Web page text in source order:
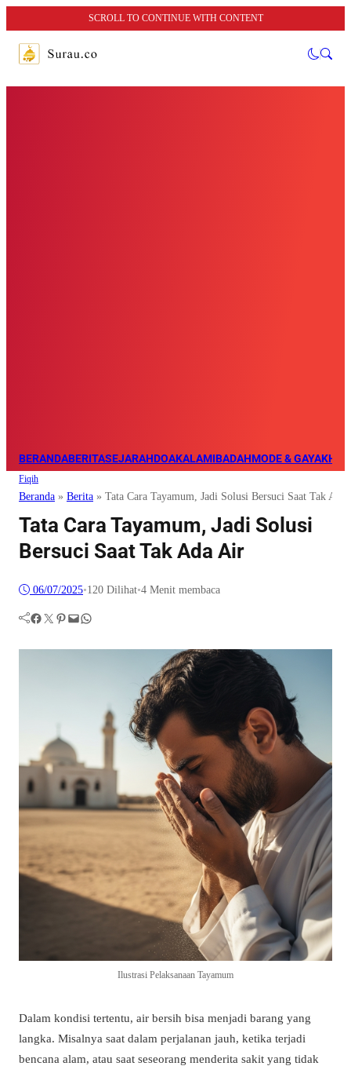
SCROLL TO CONTINUE WITH CONTENT
BERANDABERITASEJARAHDOAKALAMIBADAHMODE & GAYA
Fiqih
Beranda » Berita » Tata Cara Tayamum, Jadi Solusi Bersuci Saat Tak Ada
Tata Cara Tayamum, Jadi Solusi
Bersuci Saat Tak Ada Air
06/07/2025•120 Dilihat•4 Menit membaca
Facebook Twitter Pinterest Mail WhatsApp
Ilustrasi Pelaksanaan Tayamum
Dalam kondisi tertentu, air bersih bisa menjadi barang yang
langka. Misalnya saat dalam perjalanan jauh, ketika terjadi
bencana alam, atau saat seseorang menderita sakit yang tidak